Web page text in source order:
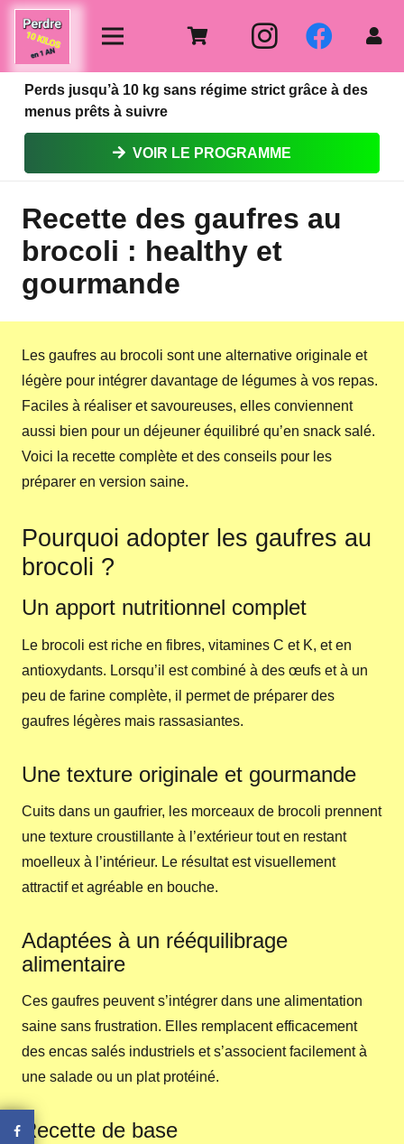
Perds jusqu’à 10 kg sans régime strict grâce à des
menus prêts à suivre
VOIR LE PROGRAMME
Recette des gaufres au
brocoli : healthy et
gourmande
Les gaufres au brocoli sont une alternative originale et
légère pour intégrer davantage de légumes à vos repas.
Faciles à réaliser et savoureuses, elles conviennent
aussi bien pour un déjeuner équilibré qu’en snack salé.
Voici la recette complète et des conseils pour les
préparer en version saine.
Pourquoi adopter les gaufres au
brocoli ?
Un apport nutritionnel complet
Le brocoli est riche en fibres, vitamines C et K, et en
antioxydants. Lorsqu’il est combiné à des œufs et à un
peu de farine complète, il permet de préparer des
gaufres légères mais rassasiantes.
Une texture originale et gourmande
Cuits dans un gaufrier, les morceaux de brocoli prennent
une texture croustillante à l’extérieur tout en restant
moelleux à l’intérieur. Le résultat est visuellement
attractif et agréable en bouche.
Adaptées à un rééquilibrage
alimentaire
Ces gaufres peuvent s’intégrer dans une alimentation
saine sans frustration. Elles remplacent efficacement
des encas salés industriels et s’associent facilement à
une salade ou un plat protéiné.
Recette de base